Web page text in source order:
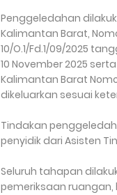
Penggeledahan
Kalimantan Barat,
10/O.1/Fd.1/09/2025
10 November 2025
Kalimantan Barat
dikeluarkan sesuai
Tindakan
penyidik dari Asisten
Seluruh tahapan
pemeriksaan